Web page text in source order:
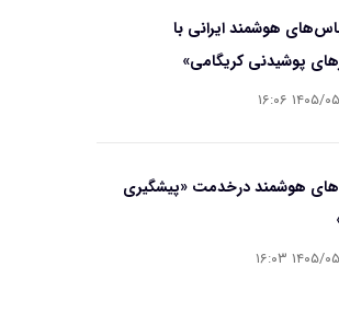
هوشمند ایرانی با
پوشیدنی کریگامی»
۱۴ ۱۶:۰۶
هوشمند درخدمت «پیشگیری
۱۴ ۱۶:۰۳